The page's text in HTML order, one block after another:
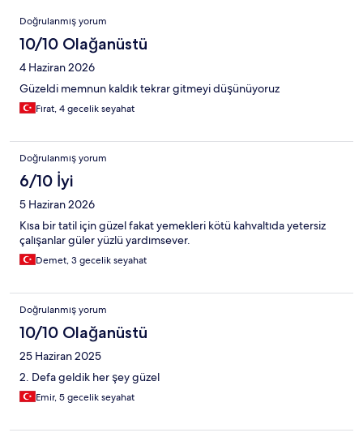
Yorumlar
Doğrulanmış yorum
10/10 Olağanüstü
4 Haziran 2026
Güzeldi memnun kaldık tekrar gitmeyi düşünüyoruz
Fırat, 4 gecelik seyahat
Doğrulanmış yorum
6/10 İyi
5 Haziran 2026
Kısa bir tatil için güzel fakat yemekleri kötü kahvaltıda yetersiz
çalışanlar güler yüzlü yardımsever.
Demet, 3 gecelik seyahat
Doğrulanmış yorum
10/10 Olağanüstü
25 Haziran 2025
2. Defa geldik her şey güzel
Emir, 5 gecelik seyahat